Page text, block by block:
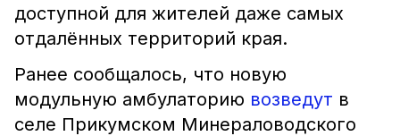
доступной для жителей даже самых
отдалённых территорий края.
Ранее сообщалось, что новую
модульную амбулаторию возведут в
селе Прикумском Минераловодского